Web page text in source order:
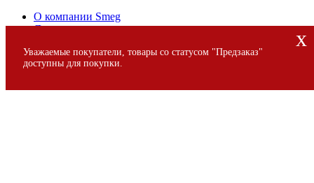
x
Уважаемые покупатели, товары со статусом "Предзаказ"
доступны для покупки.
О компании Smeg
Доставка и оплата
Сервис